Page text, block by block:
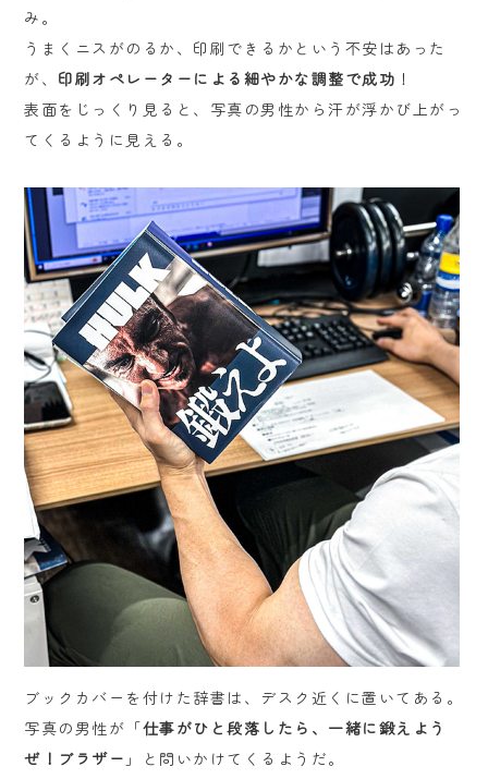
み。
うまくニスがのるか、印刷できるかという不安はあった
が、 印刷オペレーターによる細やかな調整で成功 ！
表面をじっくり見ると、写真の男性から汗が浮かび上がっ
てくるように見える。
ブックカバーを付けた辞書は、デスク近くに置いてある。
写真の男性が「仕事がひと段落したら、一緒に鍛えよう
ぜ！ブラザー 」と問いかけてくるようだ。